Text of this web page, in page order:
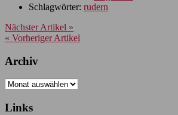
Schlagwörter: rudern
Nächster Artikel »
« Vorheriger Artikel
Archiv
Archiv
Links